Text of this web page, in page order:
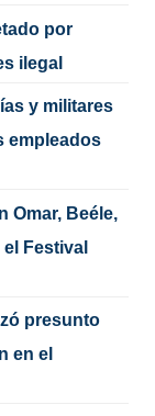
por
ilegal
y militares
empleados
Omar, Beéle,
Festival
presunto
en el